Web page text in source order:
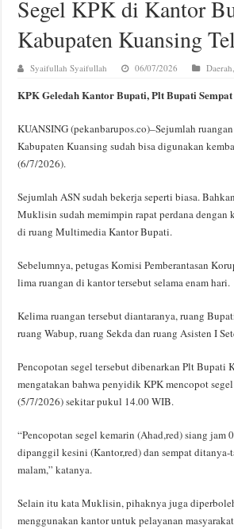
Segel KPK di Kantor
Kabupaten Kuansing
Syaifullah Syaifullah 06/07/2026 Daerah
KPK Geledah Kantor Bupati, Plt Bupati
KUANSING (pekanbarupos.co)–Sejumlah
Kabupaten Kuansing sudah bisa digunakan
(6/7/2026).
Sejumlah ASN sudah bekerja seperti biasa.
Muklisin sudah memimpin rapat perdana dengan
di ruang Multimedia Kantor Bupati.
Sebelumnya, petugas Komisi Pemberantasan
lima ruangan di kantor tersebut selama enam hari.
Kelima ruangan tersebut diantaranya, ruang
ruang Wabup, ruang Sekda dan ruang Asisten I
Pencopotan segel tersebut dibenarkan Plt Bupati
mengatakan bahwa penyidik KPK mencopot
(5/7/2026) sekitar pukul 14.00 WIB.
“Pencopotan segel kemarin (Ahad,red) siang jam
dipanggil kesini (Kantor,red) dan sempat ditanya-
malam,” katanya.
Selain itu kata Muklisin, pihaknya juga
menggunakan kantor untuk pelayanan